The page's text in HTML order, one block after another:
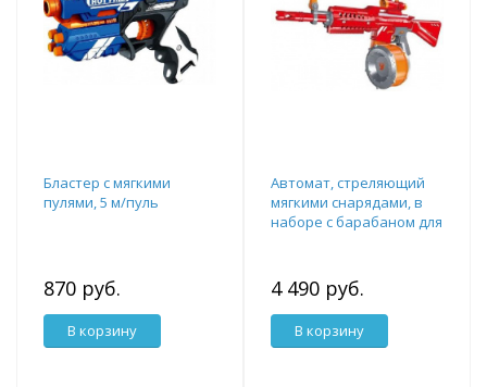
Бластер с мягкими
пулями, 5 м/пуль
870 руб.
В корзину
Автомат, стреляющий
мягкими снарядами, в
наборе с барабаном для
4 490 руб.
В корзину